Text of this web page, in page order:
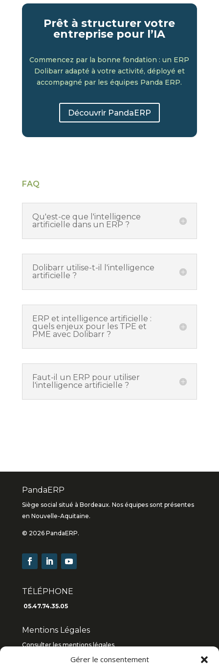
Gérer le consentement
Prêt à structurer votre
entreprise pour l’IA
Commencez par la bonne fondation : un ERP
Dolibarr adapté à votre activité, déployé et
accompagné par les équipes Panda ERP.
Découvrir PandaERP
FAQ
Qu'est-ce que l'intelligence
artificielle dans un ERP ?
Dolibarr utilise-t-il l'intelligence
artificielle ?
ERP et intelligence artificielle :
quels enjeux pour les TPE et
PME avec Dolibarr ?
Faut-il un ERP pour utiliser
l'intelligence artificielle ?
PandaERP
Siège social situé à Bordeaux. Nos équipes sont présentes
en Nouvelle-Aquitaine.
© 2026 PandaERP.
TÉLÉPHONE
05.47.74.35.05
Mentions Légales
Consulter les mentions légales
Consulter les C.G.V 2019/ 2018